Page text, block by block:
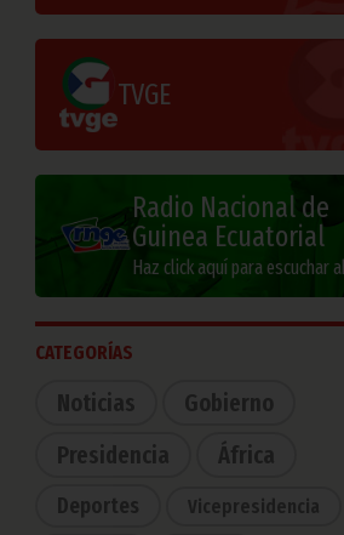
TVGE
Radio Nacional de
Guinea Ecuatorial
Haz click aquí para escuchar
CATEGORÍAS
Noticias
Gobierno
Presidencia
África
Deportes Vicepresidencia